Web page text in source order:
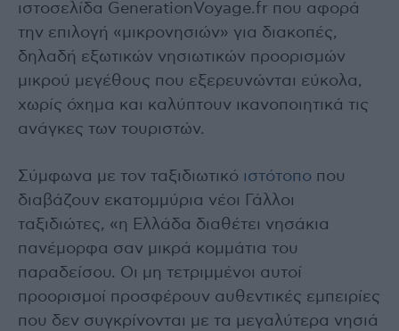
ιστοσελίδα GenerationVoyage.fr που αφορά
την επιλογή «μικρονησιών» για διακοπές,
δηλαδή εξωτικών νησιωτικών προορισμών
μικρού μεγέθους που εξερευνώνται εύκολα,
χωρίς όχημα και καλύπτουν ικανοποιητικά τις
ανάγκες των τουριστών.
Σύμφωνα με τον ταξιδιωτικό ιστότοπο που
διαβάζουν εκατομμύρια νέοι Γάλλοι
ταξιδιώτες, «η Ελλάδα διαθέτει νησάκια
πανέμορφα σαν μικρά κομμάτια του
παραδείσου. Οι μη τετριμμένοι αυτοί
προορισμοί προσφέρουν αυθεντικές εμπειρίες
που δεν συγκρίνονται με τα μεγαλύτερα νησιά